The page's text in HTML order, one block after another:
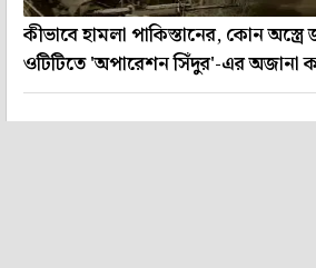
কীভাবে হামলা পাকিস্তানের, কোন
ওটিটিতে 'অপারেশন সিঁদুর'-এর অজানা